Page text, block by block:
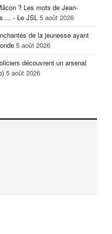
? Les mots de Jean-
... - Le JSL 5 août 2026
de la jeunesse ayant
5 août 2026
découvrent un arsenal
5 août 2026